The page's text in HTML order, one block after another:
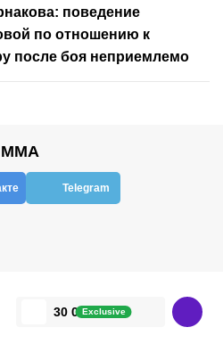
поведение
по отношению к
после боя неприемлемо
ММА
Telegram
30 000 ₽Exclusive